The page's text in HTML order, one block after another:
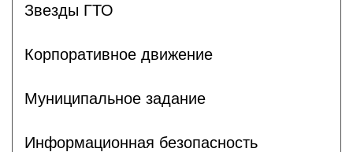
Звезды ГТО
Корпоративное движение
Муниципальное задание
Информационная безопасность